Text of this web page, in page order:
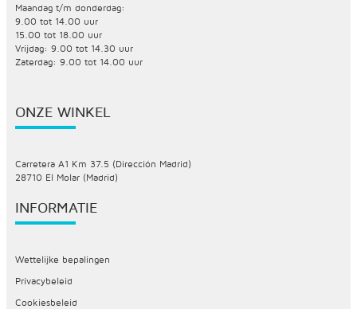
Maandag t/m donderdag:
9.00 tot 14.00 uur
15.00 tot 18.00 uur
Vrijdag: 9.00 tot 14.30 uur
Zaterdag: 9.00 tot 14.00 uur
ONZE WINKEL
Carretera A1 Km 37.5 (Dirección Madrid)
28710 El Molar (Madrid)
INFORMATIE
Wettelijke bepalingen
Privacybeleid
Cookiesbeleid